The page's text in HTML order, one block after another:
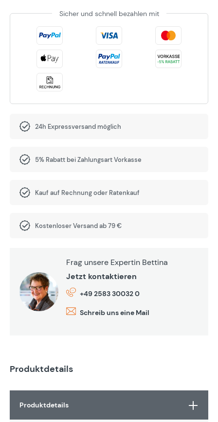
Sicher und schnell bezahlen mit
24h Expressversand möglich
5% Rabatt bei Zahlungsart Vorkasse
Kauf auf Rechnung oder Ratenkauf
Kostenloser Versand ab 79 €
Frag unsere Expertin Bettina
Jetzt kontaktieren
+49 2583 30032 0
Schreib uns eine Mail
Produktdetails
Produktdetails